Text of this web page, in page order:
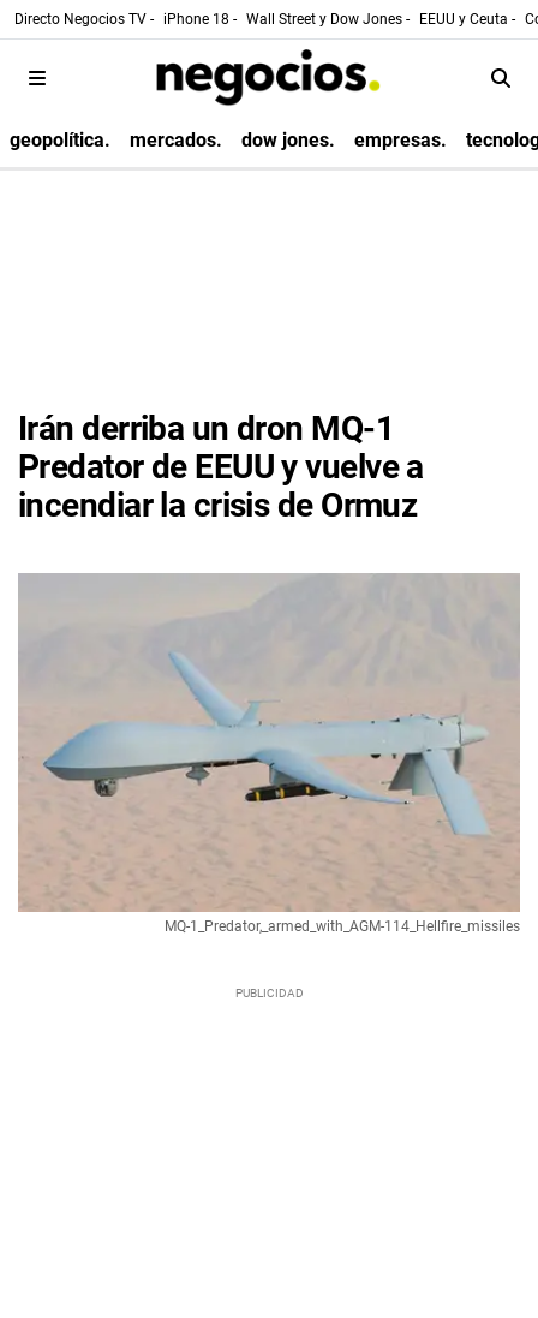
Directo Negocios TV - iPhone 18 - Wall Street y Dow Jones - EEUU y Ceuta -
geopolítica. mercados. dow jones. empresas.
Irán derriba un dron MQ-1
Predator de EEUU y vuelve a
incendiar la crisis de Ormuz
MQ-1_Predator,_armed_with_AGM-114_Hellfire_missiles